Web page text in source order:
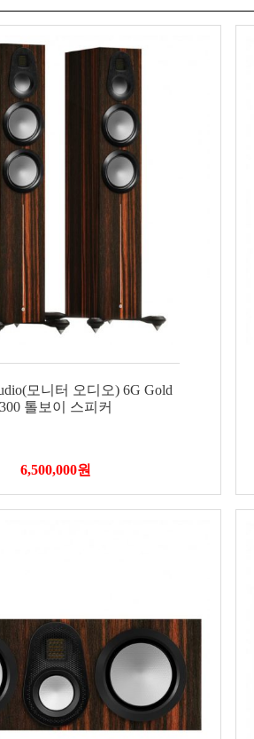
모니터 오디오) 6G Gold
300 톨보이 스피커
6,500,000원